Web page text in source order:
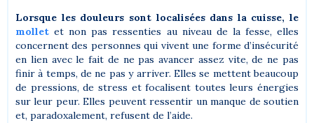
Lorsque les douleurs sont localisées dans la cuisse, le
mollet et non pas ressenties au niveau de la fesse, elles
concernent des personnes qui vivent une forme d’insécurité
en lien avec le fait de ne pas avancer assez vite, de ne pas
finir à temps, de ne pas y arriver. Elles se mettent beaucoup
de pressions, de stress et focalisent toutes leurs énergies
sur leur peur. Elles peuvent ressentir un manque de soutien
et, paradoxalement, refusent de l’aide.